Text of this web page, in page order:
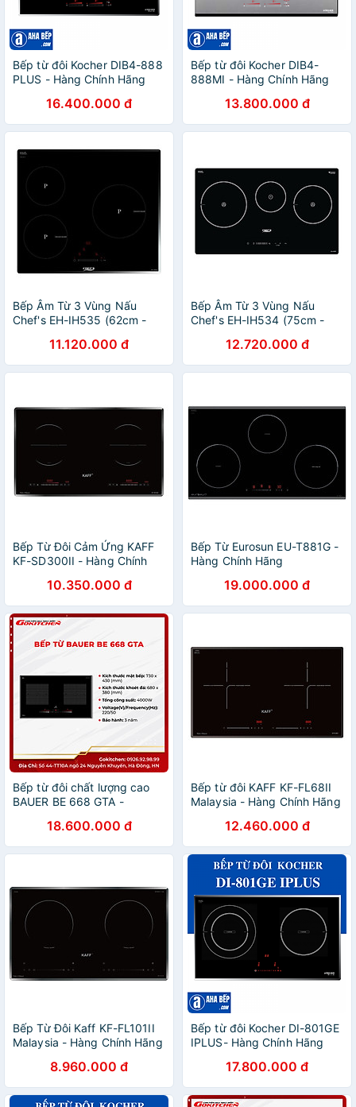
Bếp từ đôi Kocher DIB4-888
PLUS - Hàng Chính Hãng
16.400.000 đ
Bếp từ đôi Kocher DIB4-
888MI - Hàng Chính Hãng
13.800.000 đ
Bếp Âm Từ 3 Vùng Nấu
Chef's EH-IH535 (62cm -
11.120.000 đ
Bếp Âm Từ 3 Vùng Nấu
Chef's EH-IH534 (75cm -
12.720.000 đ
Bếp Từ Đôi Cảm Ứng KAFF
KF-SD300II - Hàng Chính
10.350.000 đ
Bếp Từ Eurosun EU-T881G -
Hàng Chính Hãng
19.000.000 đ
Bếp từ đôi chất lượng cao
BAUER BE 668 GTA -
18.600.000 đ
Bếp từ đôi KAFF KF-FL68II
Malaysia - Hàng Chính Hãng
12.460.000 đ
Bếp Từ Đôi Kaff KF-FL101II
Malaysia - Hàng Chính Hãng
8.960.000 đ
Bếp từ đôi Kocher DI-801GE
IPLUS- Hàng Chính Hãng
17.800.000 đ